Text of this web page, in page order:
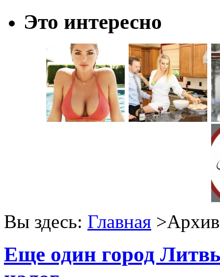
Это интересно
Вы здесь: Главная >Архив
Еще один город